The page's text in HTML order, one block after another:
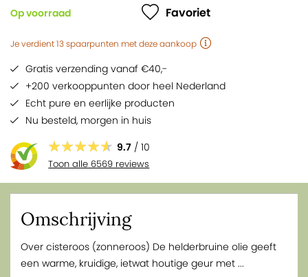
Op voorraad Favoriet
Je verdient13spaarpunten met deze aankoop
Gratis verzending vanaf €40,-
+200 verkooppunten door heel Nederland
Echt pure en eerlijke producten
Nu besteld, morgen in huis
9.7 / 10
Toon alle 6569 reviews
Omschrijving
Over cisteroos (zonneroos) De helderbruine olie geeft
een warme, kruidige, ietwat houtige geur met ...